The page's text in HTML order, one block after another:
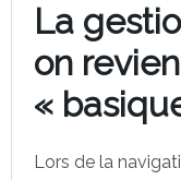
La
on
«
Lors de la